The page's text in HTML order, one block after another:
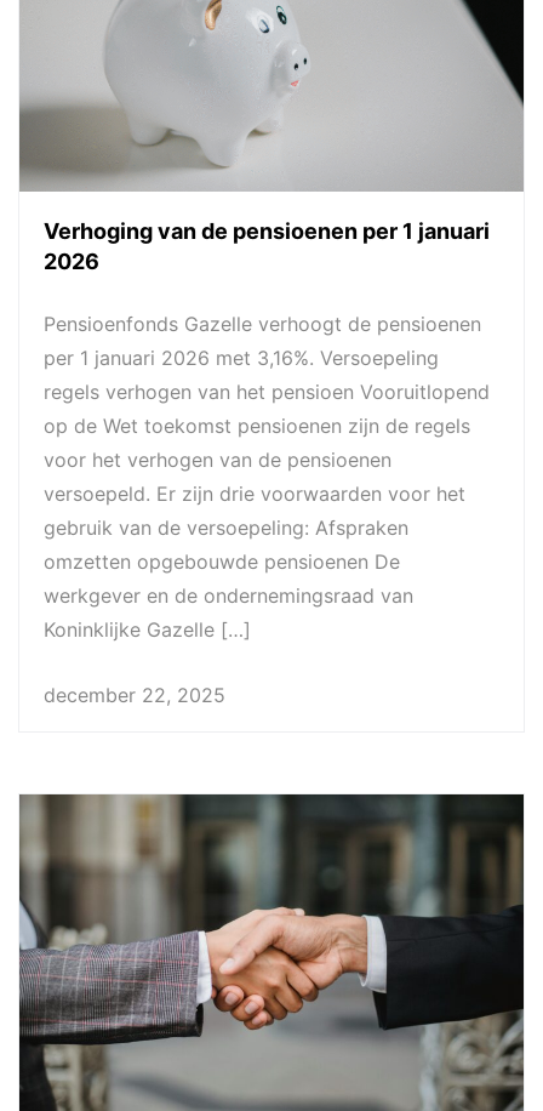
Verhoging van de pensioenen per 1 januari
2026
Pensioenfonds Gazelle verhoogt de pensioenen
per 1 januari 2026 met 3,16%. Versoepeling
regels verhogen van het pensioen Vooruitlopend
op de Wet toekomst pensioenen zijn de regels
voor het verhogen van de pensioenen
versoepeld. Er zijn drie voorwaarden voor het
gebruik van de versoepeling: Afspraken
omzetten opgebouwde pensioenen De
werkgever en de ondernemingsraad van
Koninklijke Gazelle […]
december 22, 2025